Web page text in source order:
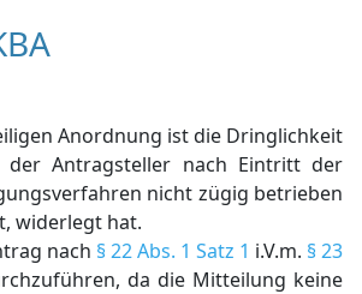
Anordnung ist die Dringlichkeit
der Antragsteller nach Eintritt der
nicht zügig betrieben
widerlegt hat.
nach § 22 Abs. 1 Satz 1 i.V.m. § 23
da die Mitteilung keine